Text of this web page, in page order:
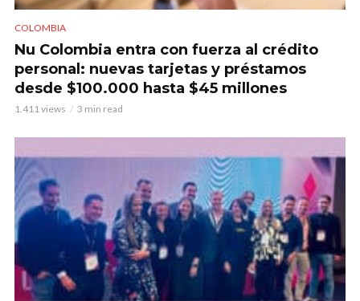
COLOMBIA
Nu Colombia entra con fuerza al crédito
personal: nuevas tarjetas y préstamos
desde $100.000 hasta $45 millones
1.411 views 3 min read